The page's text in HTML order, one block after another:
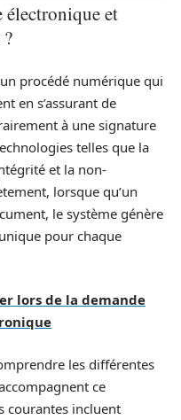
électronique et
procédé numérique qui
en s’assurant de
à une signature
telles que la
et la non-
lorsque qu’un
le système génère
pour chaque
lors de la demande
les différentes
ce
courantes incluent